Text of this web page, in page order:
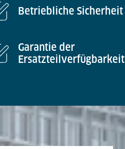
Betriebliche Sicherheit
Garantie der
Ersatzteilverfügbarkeit